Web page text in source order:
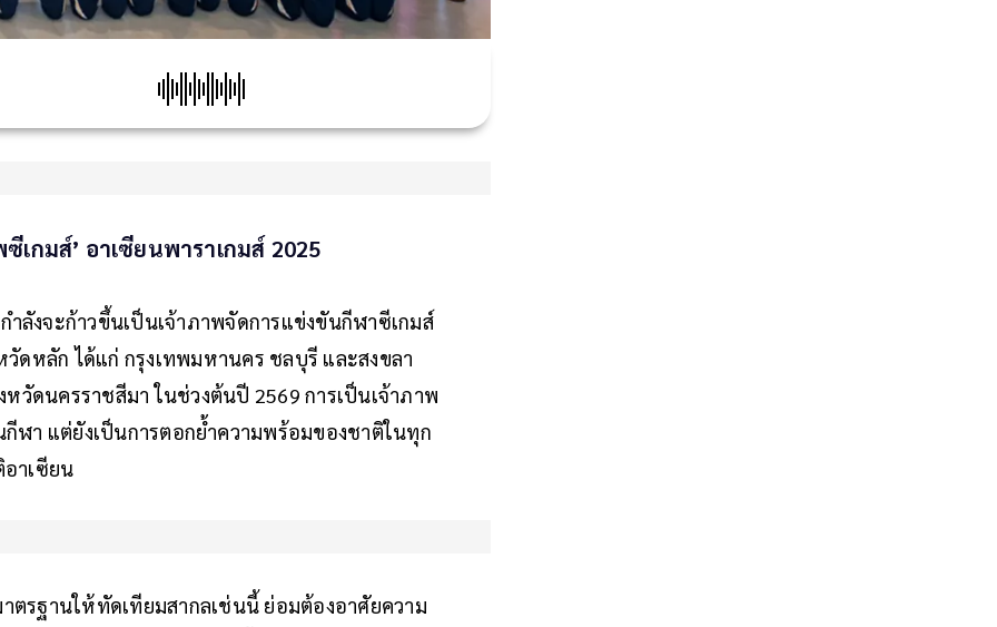
กมส์’ อาเซียนพาราเกมส์ 2025
ลังจะก้าวขึ้นเป็นเจ้าภาพจัดการแข่งขันกีฬาซีเกมส์
ดหลัก ได้แก่ กรุงเทพมหานคร ชลบุรี และสงขลา
วัดนครราชสีมา ในช่วงต้นปี 2569 การเป็นเจ้าภาพ
ฬา แต่ยังเป็นการตอกย้ำความพร้อมของชาติในทุก
าเซียน
รฐานให้ทัดเทียมสากลเช่นนี้ ย่อมต้องอาศัยความ